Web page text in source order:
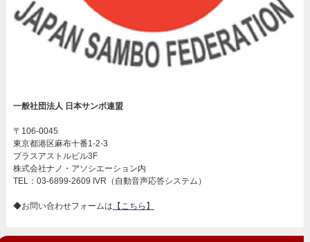
一般社団法人 日本サンボ連盟
〒106-0045
東京都港区麻布十番1-2-3
プラスアストルビル3F
株式会社ナノ・アソシエーション内
TEL：03-6899-2609 IVR（自動音声応答システム）
◆お問い合わせフォームは 【こちら】